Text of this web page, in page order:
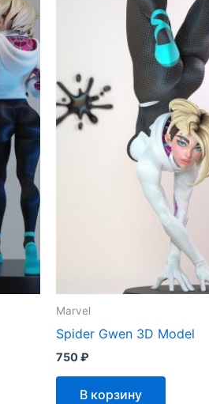
Marvel
Spider Gwen 3D Model
750₽
В корзину